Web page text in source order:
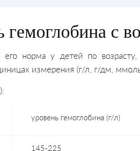
гемоглобина с
его норма у детей по
измерения (г/л, г/дм,
уровень гемоглобина (г/л)
145-225